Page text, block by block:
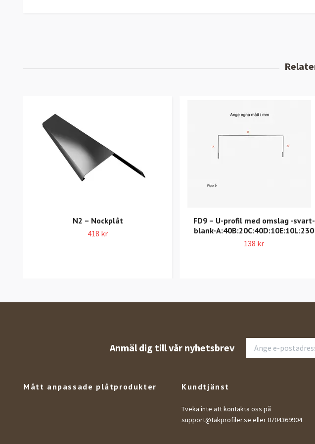
N2 – Nockplåt
418 kr
FD9 – U-profil med omslag -svart-
blank-A:40B:20C:40D:10E:10L:230
138 kr
Anmäl dig till vår nyhetsbrev
Mått anpassade plåtprodukter Kundtjänst
Tveka inte att kontakta oss på
support@takprofiler.se eller 0704369904